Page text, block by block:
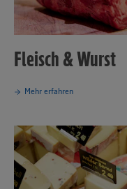
Fleisch & Wurst
Mehr erfahren